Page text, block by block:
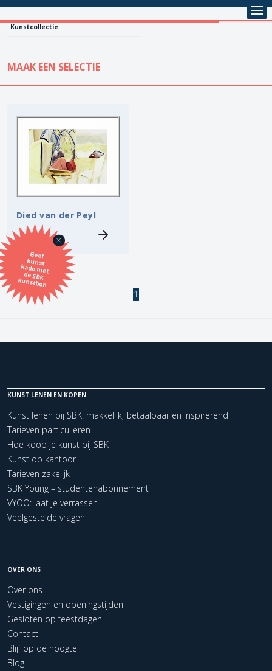
Kunstcollectie
Geef
kunst
kado met
de SBK
Kunstbon
MAAK EEN SELECTIE
KUNSTCOLLECTIE
Vestiging
Stijl
Onderwerp
Techniek
Kunstenaar
Kerncollectie
1 items. Pagina: 1
Died van der Peyl
1
KUNST LENEN EN KOPEN
Kunst lenen bij SBK: makkelijk, betaalbaar en inspirerend
Tarieven particulieren
Hoe koop je kunst bij SBK
Kunst op kantoor
Tarieven zakelijk
SBK Young – studentenabonnement
VYOO: laat je verrassen
Veelgestelde vragen
OVER ONS
Over ons
Vestigingen en openingstijden
Gesloten op feestdagen
Contact
Blijf op de hoogte
Blog